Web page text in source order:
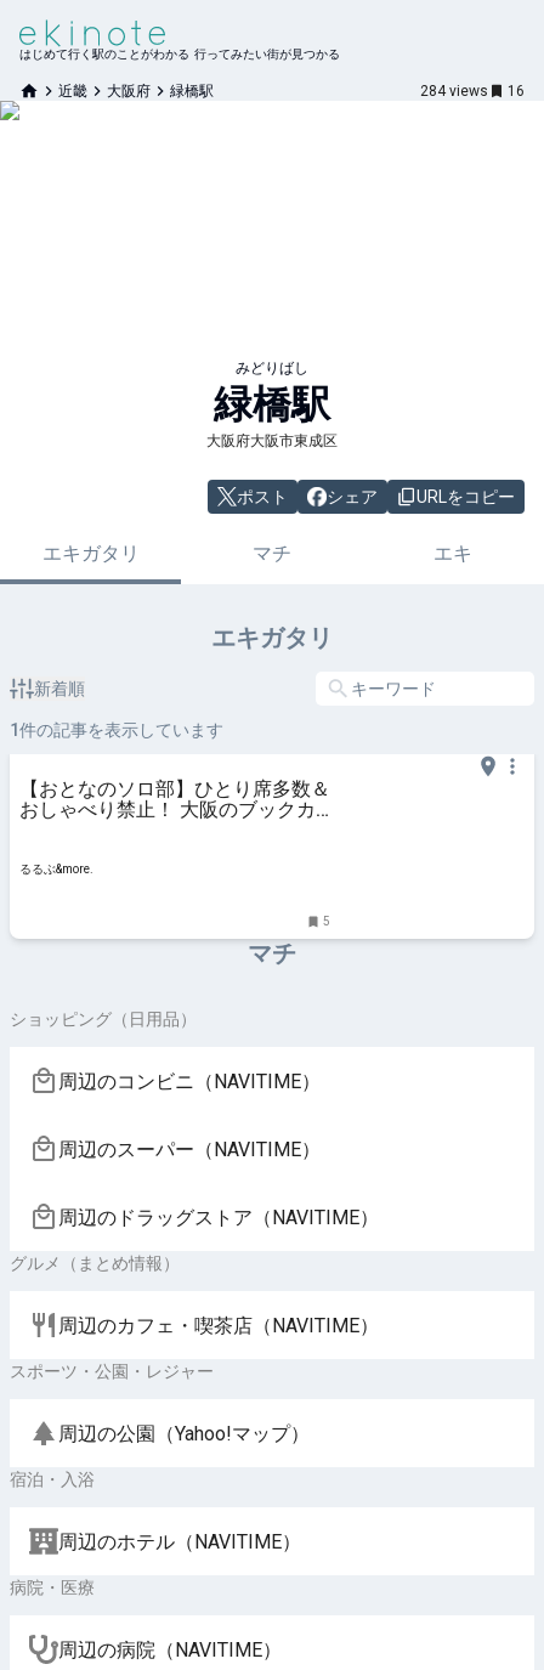
はじめて行く駅のことがわかる 行ってみたい街が見つかる
近畿 大阪府 緑橋駅 284 views 16
みどりばし
緑橋駅
大阪府大阪市東成区
ポスト シェア URLをコピー
エキガタリ マチ エキ
エキガタリ
新着順
1件の記事を表示しています
【おとなのソロ部】ひとり席多数＆
おしゃべり禁止！ 大阪のブックカ
るるぶ&more.
5
マチ
ショッピング（日用品）
周辺のコンビニ（NAVITIME）
周辺のスーパー（NAVITIME）
周辺のドラッグストア（NAVITIME）
グルメ（まとめ情報）
周辺のカフェ・喫茶店（NAVITIME）
スポーツ・公園・レジャー
周辺の公園（Yahoo!マップ）
宿泊・入浴
周辺のホテル（NAVITIME）
病院・医療
周辺の病院（NAVITIME）